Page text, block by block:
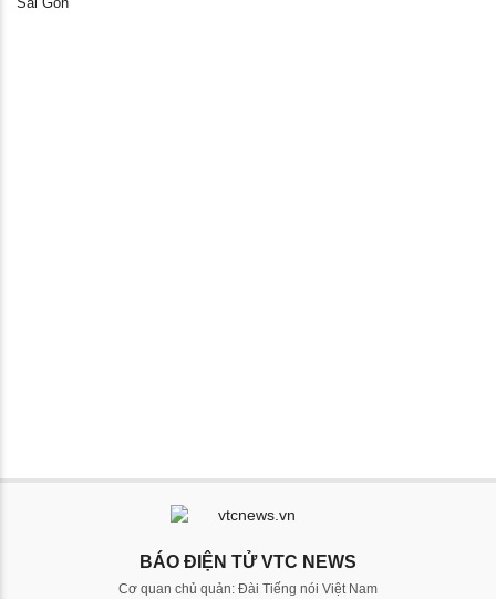
BÁO ĐIỆN TỬ VTC NEWS
Cơ quan chủ quản: Đài Tiếng nói Việt Nam